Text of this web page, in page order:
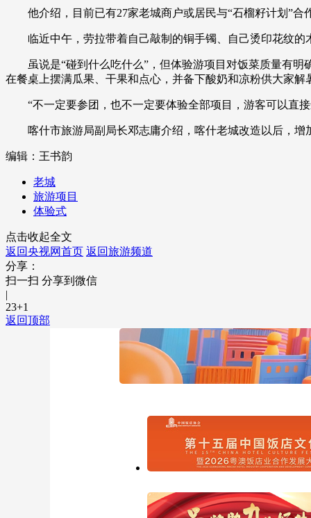
CCTV.节目官网 直播 节目单 栏目 片库
他介绍，目前已有27家老城商户或居民与“石榴籽计划”合
临近中午，劳拉带着自己敲制的铜手镯、自己烫印花纹的
虽说是“碰到什么吃什么”，但体验游项目对饭菜质量有明
在餐桌上摆满瓜果、干果和点心，并备下酸奶和凉粉供大家解
“不一定要参团，也不一定要体验全部项目，游客可以直接
喀什市旅游局副局长邓志庸介绍，喀什老城改造以后，增
编辑：王书韵
老城
旅游项目
体验式
点击收起全文
返回央视网首页 返回旅游频道
分享：
扫一扫 分享到微信
|
23+1
返回顶部